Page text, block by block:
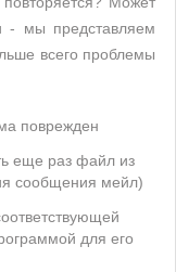
- мы представляем
всего проблемы
поврежден
еще раз файл из
сообщения мейл)
для его